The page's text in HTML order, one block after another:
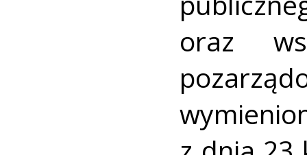
oraz